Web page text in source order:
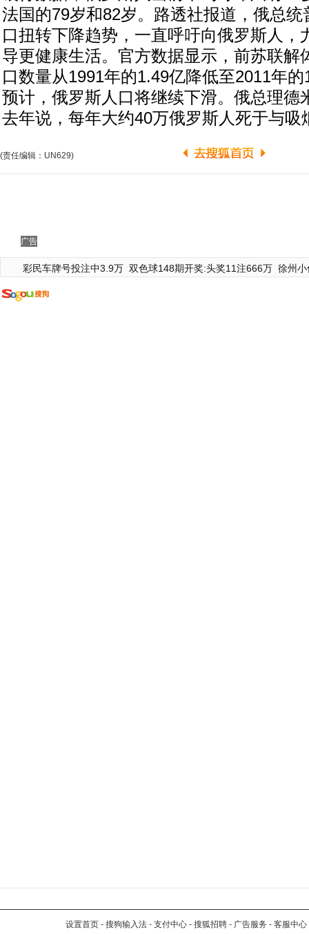
法国的79岁和82岁。路透社报道，俄总
口扭转下降趋势，一直呼吁向俄罗斯人，
导更健康生活。官方数据显示，前苏联解
口数量从1991年的1.49亿降低至2011年
预计，俄罗斯人口将继续下滑。俄总理德
去年说，每年大约40万俄罗斯人死于与吸
(责任编辑：UN629)
广告
彩民车牌号投注中3.9万 双色球148期开奖:头奖11注666万 徐州
设置首页 - 搜狗输入法 - 支付中心 - 搜狐招聘 - 广告服务 - 客服中心